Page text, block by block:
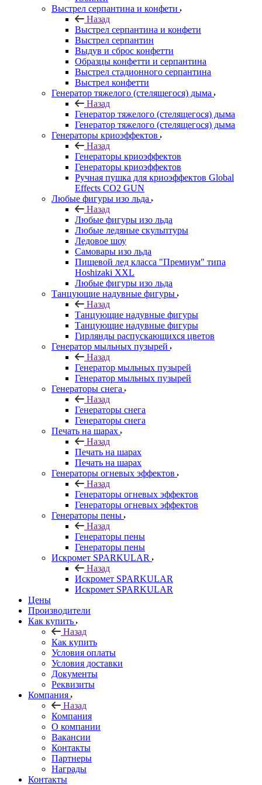
Выстрел серпантина и конфети
Назад
Выстрел серпантина и конфети
Выстрел серпантин
Выдув и сброс конфетти
Образцы конфетти и серпантина
Выстрел стадионного серпантина
Выстрел конфетти
Генератор тяжелого (стелящегося) дыма
Назад
Генератор тяжелого (стелящегося) дыма
Генератор тяжелого (стелящегося) дыма
Генераторы криоэффектов
Назад
Генераторы криоэффектов
Генераторы криоэффектов
Ручная пушка для криоэффектов Global
Effects CO2 GUN
Любые фигуры изо льда
Назад
Любые фигуры изо льда
Любые ледяные скульптуры
Ледовое шоу
Самовары изо льда
Пищевой лед класса "Премиум" типа
Hoshizaki XXL
Любые фигуры изо льда
Танцующие надувные фигуры
Назад
Танцующие надувные фигуры
Танцующие надувные фигуры
Гирлянды распускающихся цветов
Генератор мыльных пузырей
Назад
Генератор мыльных пузырей
Генератор мыльных пузырей
Генераторы снега
Назад
Генераторы снега
Генераторы снега
Печать на шарах
Назад
Печать на шарах
Печать на шарах
Генераторы огневых эффектов
Назад
Генераторы огневых эффектов
Генераторы огневых эффектов
Генераторы пены
Назад
Генераторы пены
Генераторы пены
Искромет SPARKULAR
Назад
Искромет SPARKULAR
Искромет SPARKULAR
Цены
Производители
Как купить
Назад
Как купить
Условия оплаты
Условия доставки
Документы
Реквизиты
Компания
Назад
Компания
О компании
Вакансии
Контакты
Партнеры
Награды
Контакты